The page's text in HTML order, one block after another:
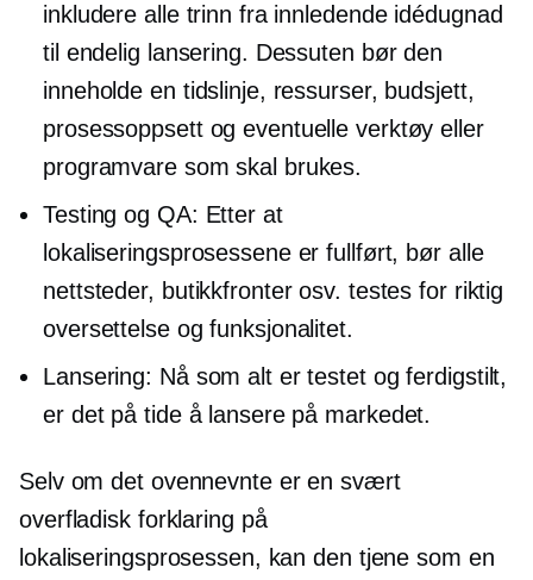
inkludere alle trinn fra innledende idédugnad
til endelig lansering. Dessuten bør den
inneholde en tidslinje, ressurser, budsjett,
prosessoppsett og eventuelle verktøy eller
programvare som skal brukes.
Testing og QA: Etter at
lokaliseringsprosessene er fullført, bør alle
nettsteder, butikkfronter osv. testes for riktig
oversettelse og funksjonalitet.
Lansering: Nå som alt er testet og ferdigstilt,
er det på tide å lansere på markedet.
Selv om det ovennevnte er en svært
overfladisk forklaring på
lokaliseringsprosessen, kan den tjene som en